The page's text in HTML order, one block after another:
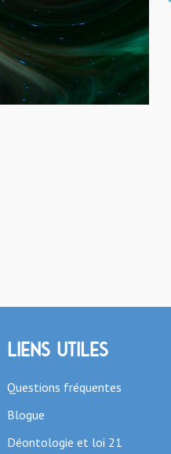
Liens utiles
Questions fréquentes
Blogue
Déontologie et loi 21